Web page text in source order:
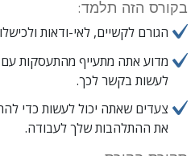
בקורס הזה תלמד:
הגורם לקשיים, לאי-ודאות
מדוע אתה מתעייף מהתעסקות עם
לעשות בקשר לכך.
צעדים שאתה יכול לעשות כדי
את ההתלהבות שלך לעבודה.